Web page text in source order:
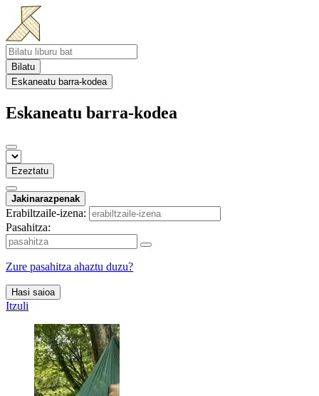
Bilatu
Eskaneatu barra-kodea
Eskaneatu barra-kodea
Ezeztatu
Jakinarazpenak
Erabiltzaile-izena:
Pasahitza:
Zure pasahitza ahaztu duzu?
Hasi saioa
Itzuli